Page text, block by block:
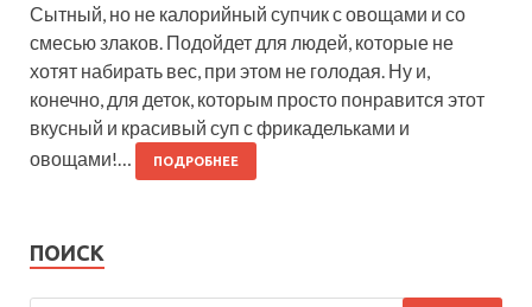
Сытный, но не калорийный супчик с овощами и со
смесью злаков. Подойдет для людей, которые не
хотят набирать вес, при этом не голодая. Ну и,
конечно, для деток, которым просто понравится этот
вкусный и красивый суп с фрикадельками и
овощами!…
ПОДРОБНЕЕ
ПОИСК